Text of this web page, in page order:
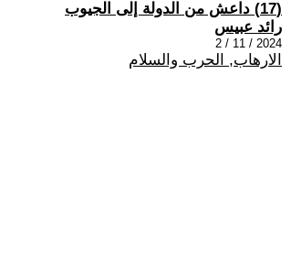
(17) داعش من الدولة إلى الجيوب
رائد عبيس
2024 / 11 / 2
الارهاب, الحرب والسلام